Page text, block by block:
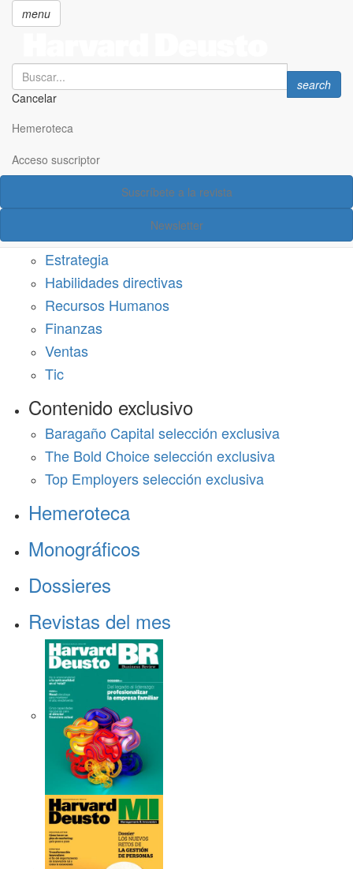
principal
menu
Search
Cancelar
Search
search
Hemeroteca
Acceso suscriptor
Suscríbete a la revista
Newsletter
Acceso suscriptor
Estrategia
Habilidades directivas
Recursos Humanos
Finanzas
Ventas
Tic
Contenido exclusivo
Baragaño Capital selección exclusiva
The Bold Choice selección exclusiva
Top Employers selección exclusiva
Hemeroteca
Monográficos
Dossieres
Revistas del mes